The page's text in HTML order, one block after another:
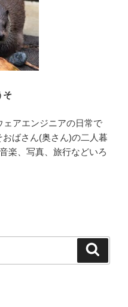
そ
アエンジニアの日常で
ばさん(奥さん)の二人暮
楽、写真、旅行などいろ